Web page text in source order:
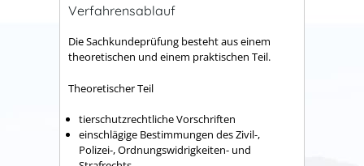
Verfahrensablauf
Die Sachkundeprüfung besteht aus einem
theoretischen und einem praktischen Teil.
Theoretischer Teil
tierschutzrechtliche Vorschriften
einschlägige Bestimmungen des Zivil-,
Polizei-, Ordnungswidrigkeiten- und